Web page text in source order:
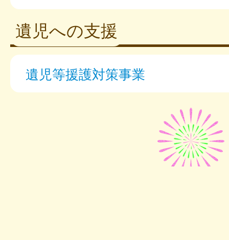
遺児への支援
遺児等援護対策事業